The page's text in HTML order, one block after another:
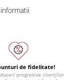
de fidelitate!
progresive clienților